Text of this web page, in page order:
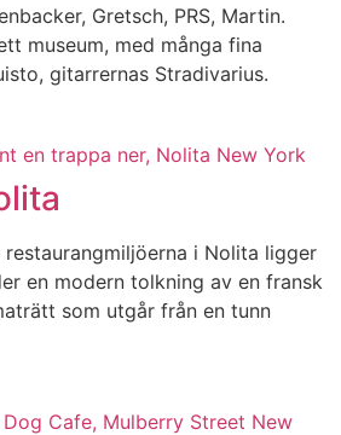
Gretsch, PRS, Martin.
museum, med många fina
gitarrernas Stradivarius.
i Nolita ligger
en modern tolkning av en fransk
som utgår från en tunn